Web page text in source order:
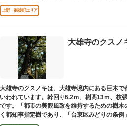
にも同じ像が置かれています。
上野・御徒町エリア
大雄寺のクスノ
大雄寺のクスノキは、大雄寺境内にある巨木で
いわれています。幹回り6.2ｍ、樹高13ｍ、枝
です。「都市の美観風致を維持するための樹木
く都知事指定樹であり、「台東区みどりの条例